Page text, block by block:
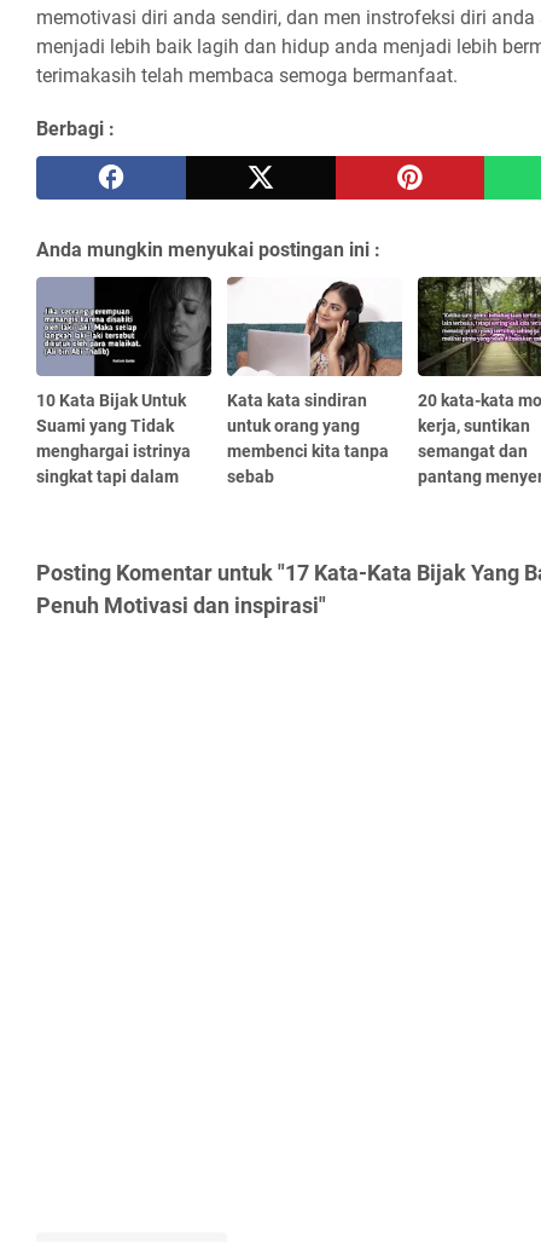
memotivasi diri anda sendiri, dan men instrofeksi diri
menjadi lebih baik lagih dan hidup anda menjadi lebih
terimakasih telah membaca semoga bermanfaat.
Berbagi :
Anda mungkin menyukai postingan ini :
10 Kata Bijak Untuk
Suami yang Tidak
menghargai istrinya
singkat tapi dalam
Kata kata sindiran
untuk orang yang
membenci kita tanpa
sebab
20 kata-kata
kerja, suntikan
semangat dan
pantang
Posting Komentar untuk "17 Kata-Kata Bijak Yang
Penuh Motivasi dan inspirasi"